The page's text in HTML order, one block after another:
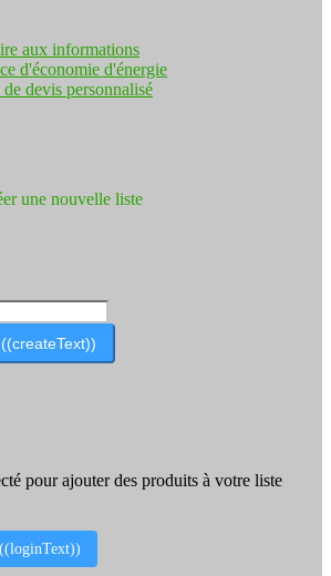
aux informations
d'économie d'énergie
devis personnalisé
une nouvelle liste
((createText))
pour ajouter des produits à votre liste
((loginText))